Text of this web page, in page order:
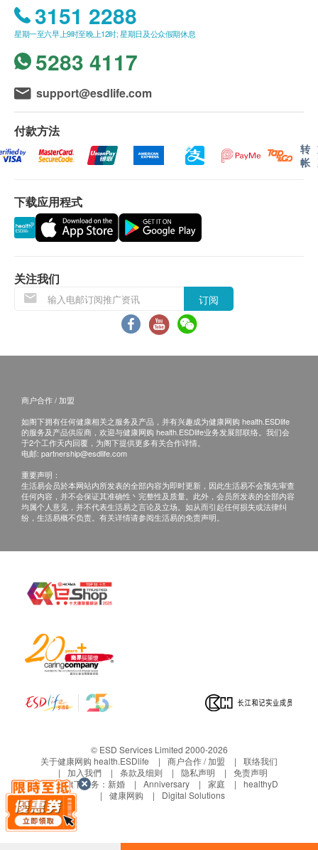
检测。由GMP／cGMP认证厂房生产的产品品质上
盛，百分百适合毛孩食用，主人们大可放心。
猫只是绝对肉食性动物，饮食中并不需要大量碳水化
合物，而是以摄取自肉类的蛋白质为主。然而，城市
的生活和饮食习惯大多未能满足宠物猫的高蛋白质需
要，令它们容易患上肠胃问题，继而引发其他疾病或
菌，更加入益生元和维他命，能针对猫只的高蛋白质
需求，平衡肠胃菌种生态，减少肚泻和腹部不适，维
持猫只肠胃健康。拥有健康肠道细菌的猫只对引致肚
感症状，如带血和黏液的软便。本产品安全且不含药
性，适合猫只长期服用兽医建议的适当剂量。
韩国
帮助猫只（肉食性动物）消化高蛋白质食物
筑起屏障抵御致敏原、细菌和毒素，预防过敏
预防肠道感染
帮助身体制造维他命
为猫只提供能量
预防及减轻炎症
长双歧杆菌
干酪乳杆菌
屎肠球菌
维他命B5
维他命B2 (98%)
苹果提取物粉末
异麦芽酮糖醇
硬脂酸镁
服法
每隔日1次，每次1包
不排除运送时间会因节日而有所影响。 当八号烈
风讯号悬挂或黑色暴雨警告生效时，送货服务时间
将会延迟。
所有订单须视乎相关货品的供应情况再作最后确
单上的货品，健康网购health.ESDlife有权拒绝接
受该订单，并且会于送货前透过电话或电邮通知顾
客再作安排。
应最少有9个月或以上。
退换条款 ：
有损毁情况，一经确认签收，恕不接受退换。
退换产品必须包装完整，如退换之产品有任何残缺
或过期退回，供应商有权不受理。
如有其他损坏或遗漏查询，顾客必须保留有效收据
正本，并于送货后3个工作天内按下列方式联络健
3151 2288
星期一至六早上9时至晚上12时; 星期日及公众假期休息
5283 4117
support@esdlife.com
付款方法
转
帐
下载应用程式
关注我们
订阅
商户合作 / 加盟
如阁下拥有任何健康相关之服务及产品，并有兴趣成为健康网购 health.ESDlife
的服务及产品供应商，欢迎与健康网购 health.ESDlife业务发展部联络。我们会
于2个工作天内回覆，为阁下提供更多有关合作详情。
电邮: partnership@esdlife.com
重要声明：
生活易会员於本网站内所发表的全部内容为即时更新，因此生活易不会预先审查
任何内容，并不会保证其准确性丶完整性及质量。此外，会员所发表的全部内容
均属个人意见，并不代表生活易之言论及立场。如从而引起任何损失或法律纠
纷，生活易概不负责。有关详情请参阅生活易的免责声明。
© ESD Services Limited 2000-2026
关于健康网购 health.ESDlife
商户合作 / 加盟
联络我们
加入我們
条款及细则 隐私声明
免责声明
生活易旗下业务： 新婚 Anniversary 家庭
healthyD
健康网购
Digital Solutions